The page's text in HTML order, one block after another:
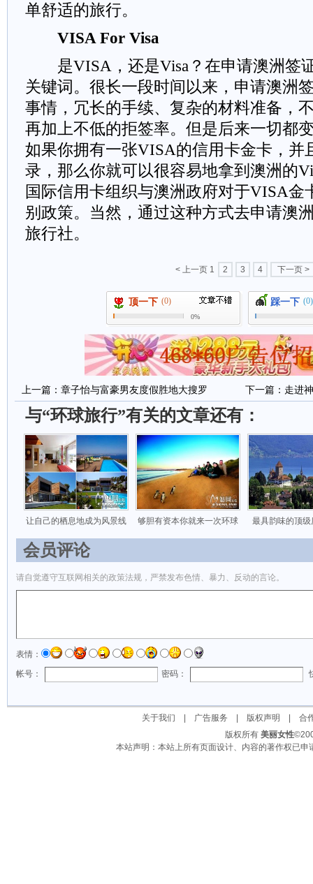
单舒适的旅行。
VISA For Visa
是VISA，还是Visa？在申请澳洲签
关键词。很长一段时间以来，申请澳洲
事情，冗长的手续、复杂的材料准备，
再加上不低的拒签率。但是后来一切都
如果你拥有一张VISA的信用卡金卡，并
录，那么你就可以很容易地拿到澳洲的
国际信用卡组织与澳洲政府对于VISA金
别政策。当然，通过这种方式去申请澳
旅行社。
< 上一页 1 2 3 4 下一页 >
顶一下 (0)
0%
踩一下 (0)
上一篇： 章子怡与富豪男友度假胜地大搜罗 下一篇： 走进
与“环球旅行”有关的文章还有：
让自己的栖息地成为风景线 够胆有资本你就来一次环球 最具韵味的顶级
会员评论
请自觉遵守互联网相关的政策法规，严禁发布色情、暴力、反动的言论。
表情：
帐号：
密码：
关于我们 广告服务 版权声明
合
版权所有 美丽女性
本站声明：本站上所有页面设计、内容的著作权已